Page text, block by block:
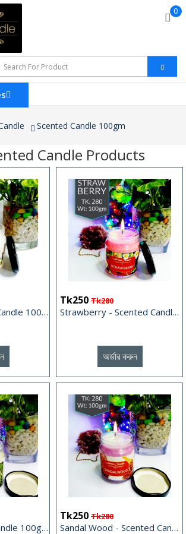
0
Scented Candle 100gm
Candle Products
Vanilla - Scented Candle 100gm 100gm
Tk250 Tk280
Strawberry - Scented Candle 100gm
অর্ডার করুন
Shiuli - Scented Candle 100gm
Tk250 Tk280
Sandal Wood - Scented Candle 100gm